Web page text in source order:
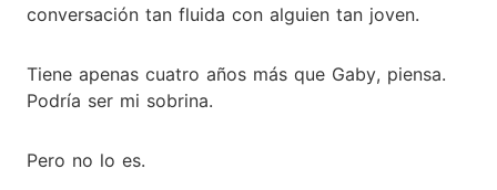
conversación tan fluida con alguien tan joven.
Tiene apenas cuatro años más que Gaby, piensa.
Podría ser mi sobrina.
Pero no lo es.